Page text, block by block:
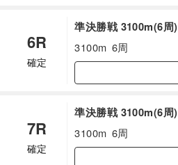
6R
確定
準決勝戦 3100m(6周)
3100m 6周
7R
確定
準決勝戦 3100m(6周)
3100m 6周